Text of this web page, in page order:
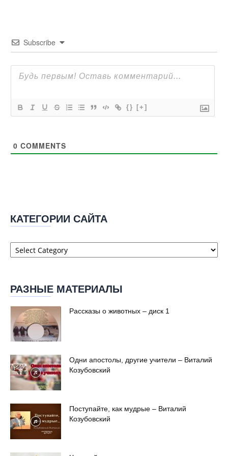
Subscribe
{} [+]
0 COMMENTS
КАТЕГОРИИ САЙТА
Категории
сайта
РАЗНЫЕ МАТЕРИАЛЫ
Рассказы о животных – диск 1
Одни апостолы, другие учители – Виталий
Козубовский
Поступайте, как мудрые – Виталий
Козубовский